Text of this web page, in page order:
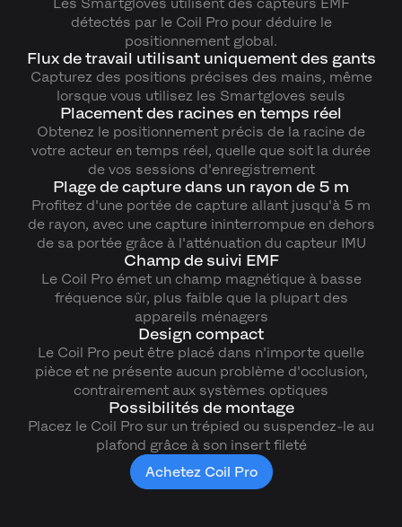
Les Smartgloves utilisent des capteurs EMF
détectés par le Coil Pro pour déduire le
positionnement global.
Flux de travail utilisant uniquement des gants
Capturez des positions précises des mains, même
lorsque vous utilisez les Smartgloves seuls
Placement des racines en temps réel
Obtenez le positionnement précis de la racine de
votre acteur en temps réel, quelle que soit la durée
de vos sessions d'enregistrement
Plage de capture dans un rayon de 5 m
Profitez d'une portée de capture allant jusqu'à 5 m
de rayon, avec une capture ininterrompue en dehors
de sa portée grâce à l'atténuation du capteur IMU
Champ de suivi EMF
Le Coil Pro émet un champ magnétique à basse
fréquence sûr, plus faible que la plupart des
appareils ménagers
Design compact
Le Coil Pro peut être placé dans n'importe quelle
pièce et ne présente aucun problème d'occlusion,
contrairement aux systèmes optiques
Possibilités de montage
Placez le Coil Pro sur un trépied ou suspendez-le au
plafond grâce à son insert fileté
Achetez Coil Pro